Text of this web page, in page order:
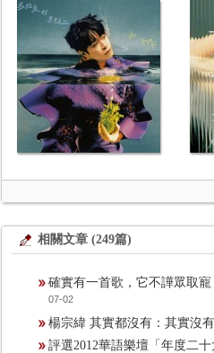
相關文章 (249篇)
確實有一首歌，它不譁眾取
07-02
楊宗緯 其實都沒有：其實沒
評選2012華語樂壇「年度二